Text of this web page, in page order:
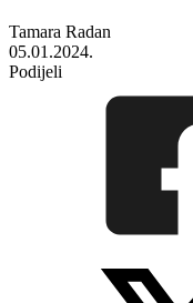
Tamara Radan
05.01.2024.
Podijeli